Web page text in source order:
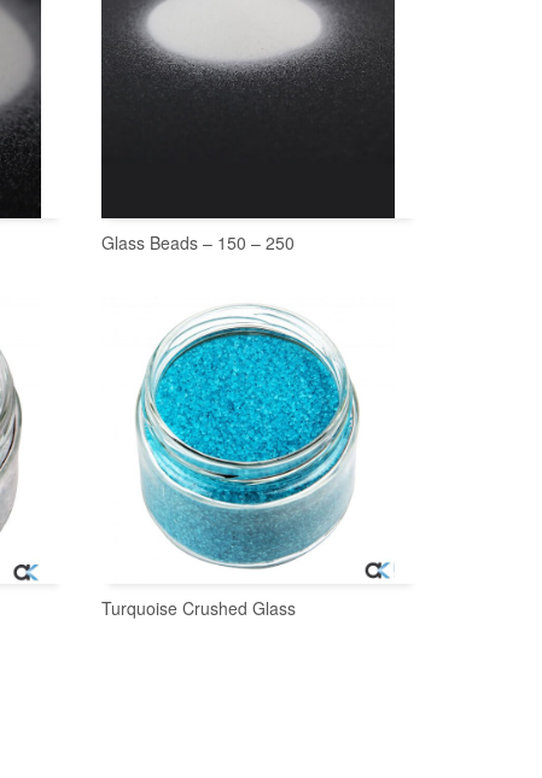
Glass Beads – 150 – 250
Turquoise Crushed Glass